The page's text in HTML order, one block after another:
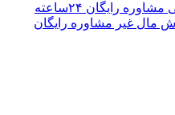
۲۴ساعته
غیر مشاوره رایگان